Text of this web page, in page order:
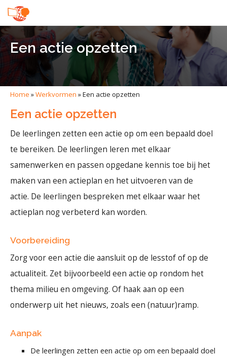
Een actie opzetten
Home »Werkvormen »Een actie opzetten
Een actie opzetten
De leerlingen zetten een actie op om een bepaald doel
te bereiken. De leerlingen leren met elkaar
samenwerken en passen opgedane kennis toe bij het
maken van een actieplan en het uitvoeren van de
actie. De leerlingen bespreken met elkaar waar het
actieplan nog verbeterd kan worden.
Voorbereiding
Zorg voor een actie die aansluit op de lesstof of op de
actualiteit. Zet bijvoorbeeld een actie op rondom het
thema milieu en omgeving. Of haak aan op een
onderwerp uit het nieuws, zoals een (natuur)ramp.
Aanpak
De leerlingen zetten een actie op om een bepaald doel